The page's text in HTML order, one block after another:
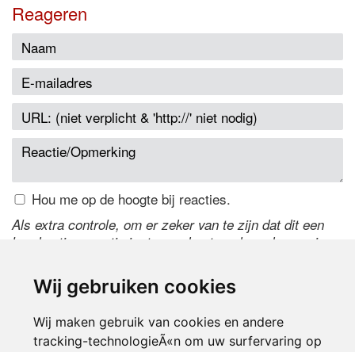
Wij gebruiken cookies
Wij maken gebruik van cookies en andere
tracking-technologieÃ«n om uw surfervaring op
Reageren
Hou me op de hoogte bij reacties.
Als extra controle, om er zeker van te zijn dat dit een
handmatige reactie is, typ onderstaande code over in
de code te wijzigen.